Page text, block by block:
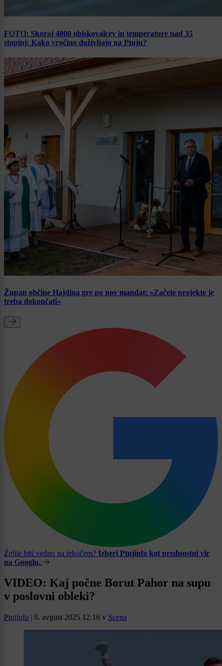
FOTO: Skoraj 4000 obiskovalcev in temperature nad 35
stopinj: Kako vročino doživljajo na Ptuju?
Župan občine Hajdina gre po nov mandat: »Začete projekte je
treba dokončati«
Želite biti vedno na tekočem? Izberi Ptujinfo kot prednostni vir
na Googlu.
VIDEO: Kaj počne Borut Pahor na supu
v poslovni obleki?
Ptujinfo | 6. avgust 2025 12:16 v Scena